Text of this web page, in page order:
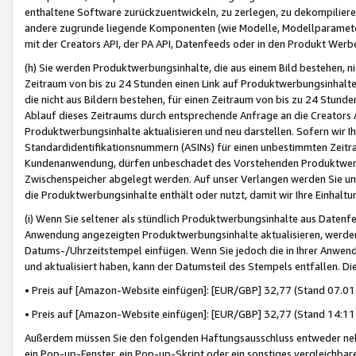
enthaltene Software zurückzuentwickeln, zu zerlegen, zu
andere zugrunde liegende Komponenten (wie Modelle,
mit der Creators API, der PA API, Datenfeeds oder in den Produkt
(h) Sie werden Produktwerbungsinhalte, die aus einem Bild bestehen,
Zeitraum von bis zu 24 Stunden einen Link auf
die nicht aus Bildern bestehen, für einen Zeitraum von bis zu 24
Ablauf dieses Zeitraums durch entsprechende Anfrage an die
Produktwerbungsinhalte aktualisieren und neu darstellen. Sofern wir
Standardidentifikationsnummern (ASINs) für einen unbestimmten
Kundenanwendung, dürfen unbeschadet des Vorstehenden
Zwischenspeicher abgelegt werden. Auf unser Verlangen werden Sie
die Produktwerbungsinhalte enthält oder nutzt, damit wir Ihre
(i) Wenn Sie seltener als stündlich Produktwerbungsinhalte aus
Anwendung angezeigten Produktwerbungsinhalte aktualisieren,
Datums-/Uhrzeitstempel einfügen. Wenn Sie jedoch die in Ihrer
und aktualisiert haben, kann der Datumsteil des Stempels entfallen.
• Preis auf [Amazon-Website einfügen]: [EUR/GBP] 32,77 (Stand
• Preis auf [Amazon-Website einfügen]: [EUR/GBP] 32,77 (Stand
Außerdem müssen Sie den folgenden Haftungsausschluss entweder
ein Pop-up-Fenster, ein Pop-up-Skript oder ein sonstiges